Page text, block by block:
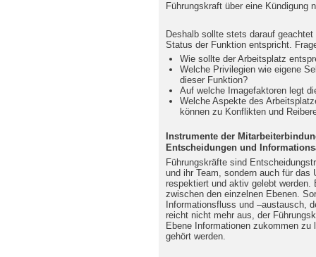
Führungskraft über eine Kündigung
Deshalb sollte stets darauf
Status der Funktion entspricht.
Wie sollte der Arbeitsplatz
Welche Privilegien wie eigene
dieser Funktion?
Auf welche Imagefaktoren legt
Welche Aspekte des
können zu Konflikten und
Instrumente der
Entscheidungen und
Führungskräfte sind
und ihr Team, sondern auch für das
respektiert und aktiv gelebt werden.
zwischen den einzelnen Ebenen.
Informationsfluss und –austausch,
reicht nicht mehr aus, der
Ebene Informationen zukommen
gehört werden.